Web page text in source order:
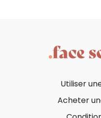
Utiliser
Acheter